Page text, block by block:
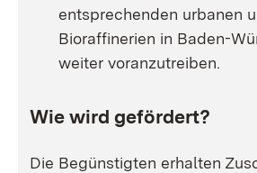
entsprechenden urbanen
Bioraffinerien in Baden-
weiter voranzutreiben.
Wie wird gefördert?
Die Begünstigten erhalten